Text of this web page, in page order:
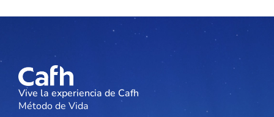
Vive la experiencia de Cafh
Método de Vida